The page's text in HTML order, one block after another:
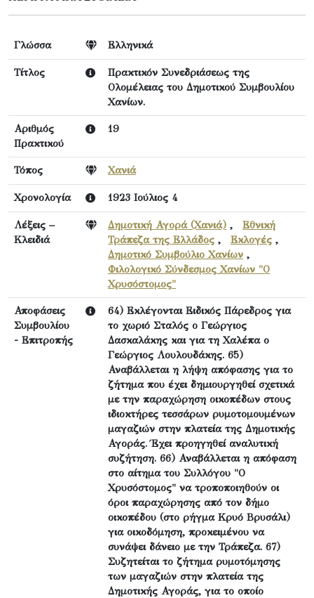
Γλώσσα Ελληνικά
Τίτλος
Πρακτικόν Συνεδριάσεως της
Ολομέλειας του Δημοτικού Συμβουλίου
Χανίων.
Αριθμός
Πρακτικού
19
Τόπος Χανιά
Χρονολογία 1923 Ιούλιος 4
Λέξεις –
Κλειδιά
Δημοτική Αγορά (Χανιά) , Εθνική
Τράπεζα της Ελλάδος , Εκλογές ,
Δημοτικό Συμβούλιο Χανίων ,
Φιλολογικό Σύνδεσμος Χανίων "Ο
Χρυσόστομος"
Αποφάσεις
Συμβουλίου
- Επιτροπής
64) Εκλέγονται Ειδικός Πάρεδρος για
το χωριό Σταλός ο Γεώργιος
Δασκαλάκης και για τη Χαλέπα ο
Γεώργιος Λουλουδάκης. 65)
Αναβάλλεται η λήψη απόφασης για το
ζήτημα που έχει δημιουργηθεί σχετικά
με την παραχώρηση οικοπέδων στους
ιδιοκτήρες τεσσάρων ρυμοτομουμένων
μαγαζιών στην πλατεία της Δημοτικής
Αγοράς. Έχει προηγηθεί αναλυτική
συζήτηση. 66) Αναβάλλεται η απόφαση
στο αίτημα του Συλλόγου "Ο
Χρυσόστομος" να τροποποιηθούν οι
όροι παραχώρησης από τον δήμο
οικοπέδου (στο ρήγμα Κρυό Βρυσάλι)
για οικοδόμηση, προκειμένου να
συνάψει δάνειο με την Τράπεζα. 67)
Συζητείται το ζήτημα ρυμοτόμησης
των μαγαζιών στην πλατεία της
Δημοτικής Αγοράς, για το οποίο